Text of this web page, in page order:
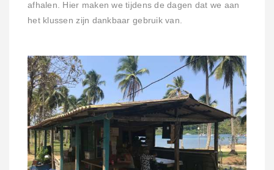
afhalen. Hier maken we tijdens de dagen dat we aan
het klussen zijn dankbaar gebruik van.